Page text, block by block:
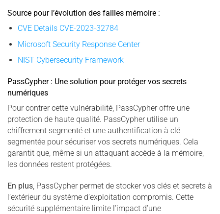
Source pour l’évolution des failles mémoire :
CVE Details CVE-2023-32784
Microsoft Security Response Center
NIST Cybersecurity Framework
PassCypher : Une solution pour protéger vos secrets
numériques
Pour contrer cette vulnérabilité, PassCypher offre une
protection de haute qualité. PassCypher utilise un
chiffrement segmenté et une authentification à clé
segmentée pour sécuriser vos secrets numériques. Cela
garantit que, même si un attaquant accède à la mémoire,
les données restent protégées.
En plus, PassCypher permet de stocker vos clés et secrets à
l’extérieur du système d’exploitation compromis. Cette
sécurité supplémentaire limite l’impact d’une